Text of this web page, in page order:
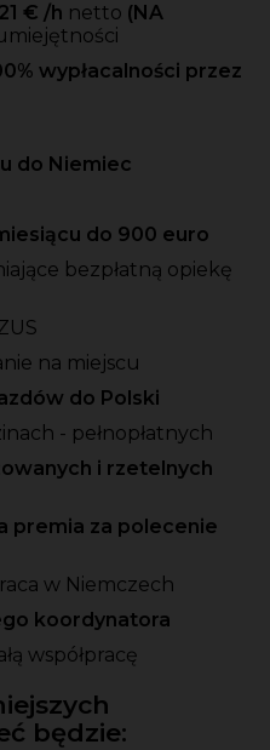
€ /h netto (NA
wypłacalności przez
do Niemiec
do 900 euro
bezpłatną opiekę
na miejscu
do Polski
- pełnopłatnych
i rzetelnych
premia za polecenie
w Niemczech
koordynatora
współpracę
będzie: